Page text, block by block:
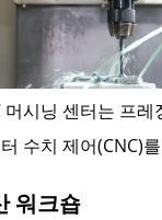
머시닝 센터는 프
수치 제어(CNC)
워크숍